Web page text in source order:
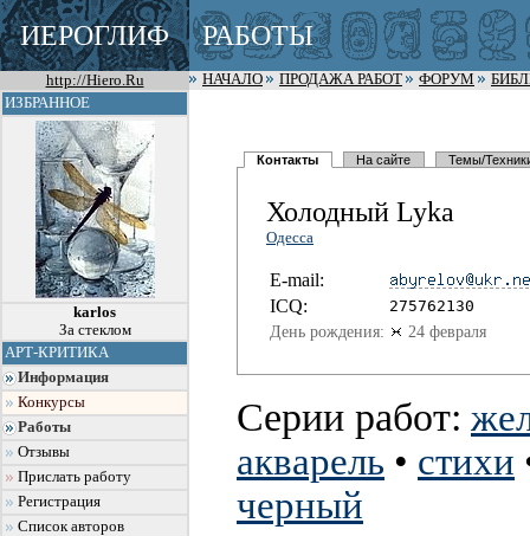
ИЕРОГЛИФ РАБОТЫ
http://Hiero.Ru НАЧАЛО ПРОДАЖА РАБОТ ФОРУМ
ИЗБРАННОЕ
karlos
За стеклом
АРТ-КРИТИКА
Информация
Конкурсы
Работы
Отзывы
Прислать работу
Регистрация
Список авторов
Контакты На сайте Темы/
Холодный Lyka
Одесса
E-mail:
ICQ: 275762130
День рождения: 24 февраля
Серии работ:
акварель • стихи
черный